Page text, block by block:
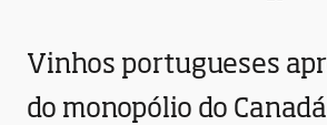
Vinhos portugueses
do monopólio do Canadá